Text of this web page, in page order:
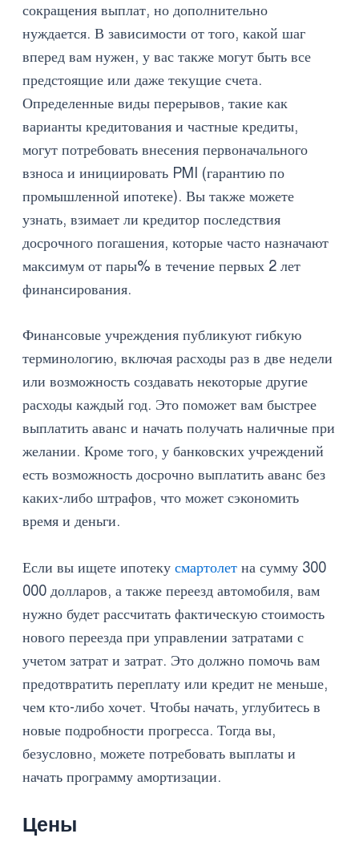
сокращения выплат, но дополнительно
нуждается. В зависимости от того, какой шаг
вперед вам нужен, у вас также могут быть все
предстоящие или даже текущие счета.
Определенные виды перерывов, такие как
варианты кредитования и частные кредиты,
могут потребовать внесения первоначального
взноса и инициировать PMI (гарантию по
промышленной ипотеке). Вы также можете
узнать, взимает ли кредитор последствия
досрочного погашения, которые часто назначают
максимум от пары% в течение первых 2 лет
финансирования.
Финансовые учреждения публикуют гибкую
терминологию, включая расходы раз в две недели
или возможность создавать некоторые другие
расходы каждый год. Это поможет вам быстрее
выплатить аванс и начать получать наличные при
желании. Кроме того, у банковских учреждений
есть возможность досрочно выплатить аванс без
каких-либо штрафов, что может сэкономить
время и деньги.
Если вы ищете ипотеку смартолетна сумму 300
000 долларов, а также переезд автомобиля, вам
нужно будет рассчитать фактическую стоимость
нового переезда при управлении затратами с
учетом затрат и затрат. Это должно помочь вам
предотвратить переплату или кредит не меньше,
чем кто-либо хочет. Чтобы начать, углубитесь в
новые подробности прогресса. Тогда вы,
безусловно, можете потребовать выплаты и
начать программу амортизации.
Цены